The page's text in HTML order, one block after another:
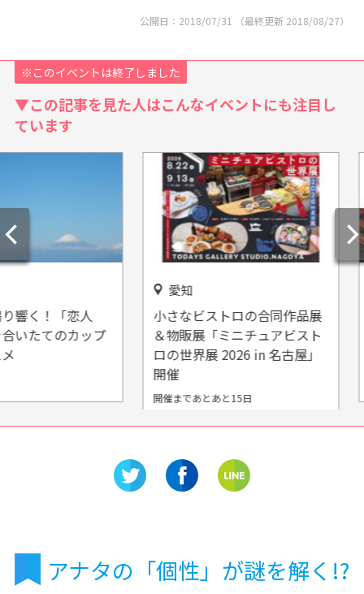
公開日： 2018/07/31 （最終更新 2018/08/27）
※このイベントは終了しました
▼この記事を見た人はこんなイベントにも注目し
ています
恋人
カップ
小さなビストロの合同作品展
＆物販展「ミニチュアビスト
ロの世界展 2026 in 名古屋」
開催まであとあと15日
広島風
中国地
ご紹介
アナタの「個性」が謎を解く!?